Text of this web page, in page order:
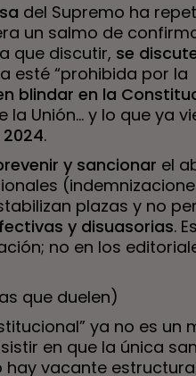
del Supremo ha
un salmo de
que discutir, se
esté “prohibida por la
blindar en la
la Unión… y lo que ya
.
y sancionar el
plazas y no
y disuasorias.
no en los
que duelen)
ya no es un
en que la única
hay vacante